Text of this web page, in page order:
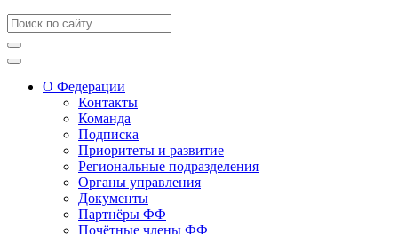
О Федерации
Контакты
Команда
Подписка
Приоритеты и развитие
Региональные подразделения
Органы управления
Документы
Партнёры ФФ
Почётные члены ФФ